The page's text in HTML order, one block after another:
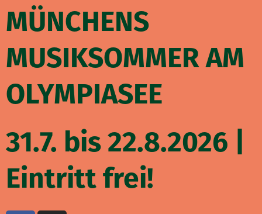
Inhalt
MÜNCHENS
MUSIKSOMMER AM
OLYMPIASEE
31.7. bis 22.8.2026 |
Eintritt frei!